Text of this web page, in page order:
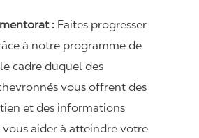
: Faites progresser
à notre programme de
cadre duquel des
vous offrent des
et des informations
vous aider à atteindre votre